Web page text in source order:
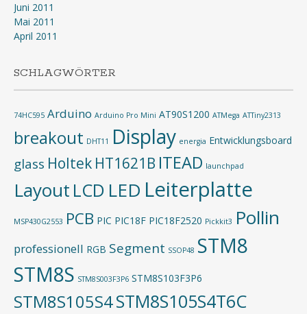
Juni 2011
Mai 2011
April 2011
SCHLAGWÖRTER
74HC595 Arduino Arduino Pro Mini AT90S1200 ATMega ATTiny2313
breakout DHT11 Display energia Entwicklungsboard
glass Holtek HT1621B ITEAD launchpad
Layout LCD LED Leiterplatte
MSP430G2553 PCB PIC PIC18F PIC18F2520 Pickkit3 Pollin
professionell RGB Segment SSOP48 STM8
STM8S STM8S003F3P6 STM8S103F3P6
STM8S105S4STM8S105S4T6C